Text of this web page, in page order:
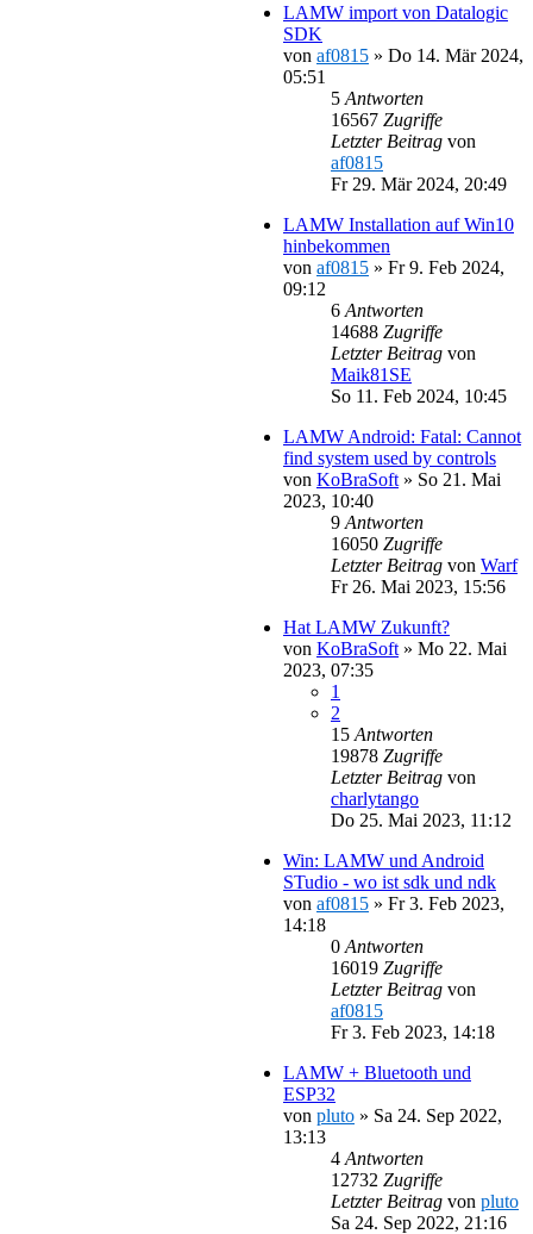
LAMW import von Datalogic
SDK
von af0815 » Do 14. Mär 2024,
05:51
5 Antworten
16567 Zugriffe
Letzter Beitrag von
af0815
Fr 29. Mär 2024, 20:49
LAMW Installation auf Win10
hinbekommen
von af0815 » Fr 9. Feb 2024,
09:12
6 Antworten
14688 Zugriffe
Letzter Beitrag von
Maik81SE
So 11. Feb 2024, 10:45
LAMW Android: Fatal: Cannot
find system used by controls
von KoBraSoft » So 21. Mai
2023, 10:40
9 Antworten
16050 Zugriffe
Letzter Beitrag von Warf
Fr 26. Mai 2023, 15:56
Hat LAMW Zukunft?
von KoBraSoft » Mo 22. Mai
2023, 07:35
1
2
15 Antworten
19878 Zugriffe
Letzter Beitrag von
charlytango
Do 25. Mai 2023, 11:12
Win: LAMW und Android
STudio - wo ist sdk und ndk
von af0815 » Fr 3. Feb 2023,
14:18
0 Antworten
16019 Zugriffe
Letzter Beitrag von
af0815
Fr 3. Feb 2023, 14:18
LAMW + Bluetooth und
ESP32
von pluto » Sa 24. Sep 2022,
13:13
4 Antworten
12732 Zugriffe
Letzter Beitrag von pluto
Sa 24. Sep 2022, 21:16